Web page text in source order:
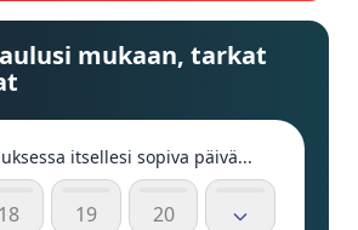
mukaan, tarkat
itsellesi sopiva päivä...
18 19 20